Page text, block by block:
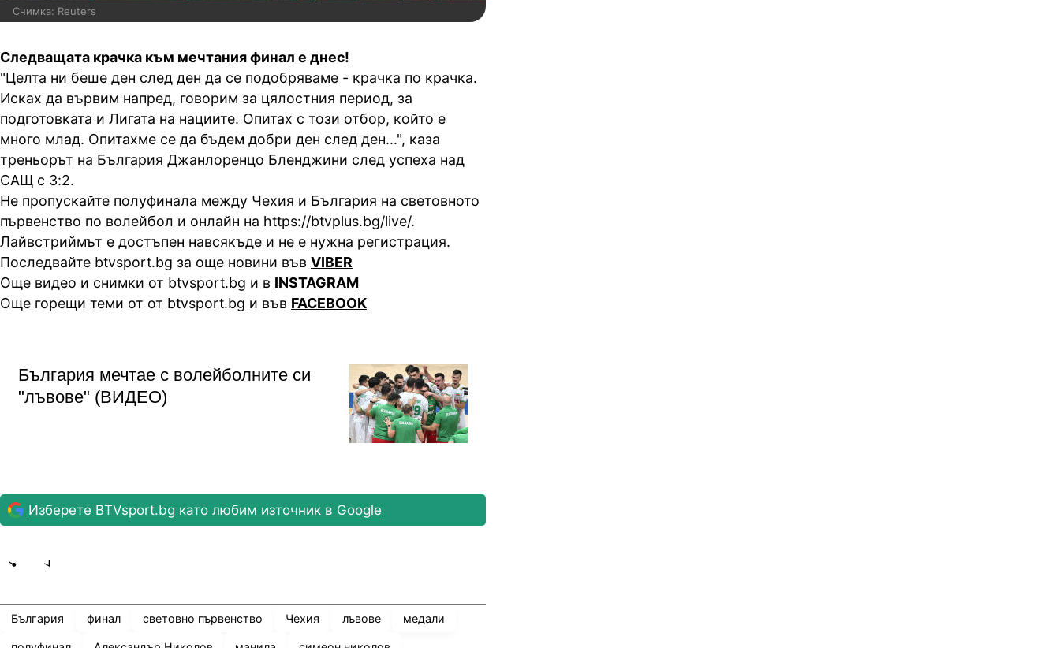
Снимка: Reuters
Следващата крачка към мечтания финал е днес!
"Целта ни беше ден след ден да се подобряваме - крачка по крачка.
Исках да вървим напред, говорим за цялостния период, за
подготовката и Лигата на нациите. Опитах с този отбор, който е
много млад. Опитахме се да бъдем добри ден след ден...", каза
треньорът на България Джанлоренцо Бленджини след успеха над
САЩ с 3:2.
Не пропускайте полуфинала между Чехия и България на световното
първенство по волейбол и онлайн на https://btvplus.bg/live/.
Лайвстриймът е достъпен навсякъде и не е нужна регистрация.
Последвайте btvsport.bg за още новини във VIBER
Още видео и снимки от btvsport.bg и в INSTAGRAM
Още горещи теми от от btvsport.bg и във FACEBOOK
България мечтае с волейболните си
"лъвове" (ВИДЕО)
Изберете BTVsport.bg като любим източник в Google
България финал световно първенство Чехия лъвове медали